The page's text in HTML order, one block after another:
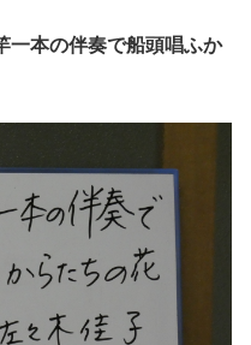
一本の伴奏で船頭唱ふか